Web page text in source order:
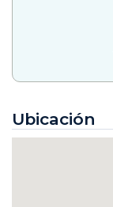
Ubicación